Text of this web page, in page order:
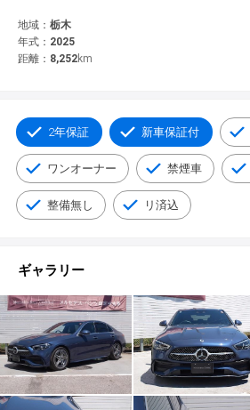
新車情報
地域： 栃木
年式： 2025
距離： 8,252km
2年保証 新車保証付
ワンオーナー 禁煙車
整備無し リ済込
ギャラリー